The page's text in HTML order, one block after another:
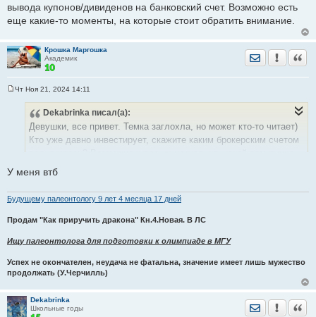
вывода купонов/дивиденов на банковский счет. Возможно есть
еще какие-то моменты, на которые стоит обратить внимание.
Крошка Маргошка
Академик
Отправить
Чт Ноя 21, 2024 14:11
Dekabrinka писал(а):
Девушки, все привет. Темка заглохла, но может кто-то читает)
Кто уже давно инвестирует, скажите каким брокерским счетом
больше нравится?
платы, комиссий брокера за покупку/продажу, возможности
еще какие-то моменты, на которые стоит обратить внимание.
У меня втб
Будущему палеонтологу 9 лет 4 месяца 17 дней
Продам "Как приручить дракона" Кн.4.Новая. В ЛС
Ищу палеонтолога для подготовки к олимпиаде в МГУ
Успех не окончателен, неудача не фатальна, значение имеет лишь мужество
продолжать (У.Черчилль)
Dekabrinka
Школьные годы
Отправить